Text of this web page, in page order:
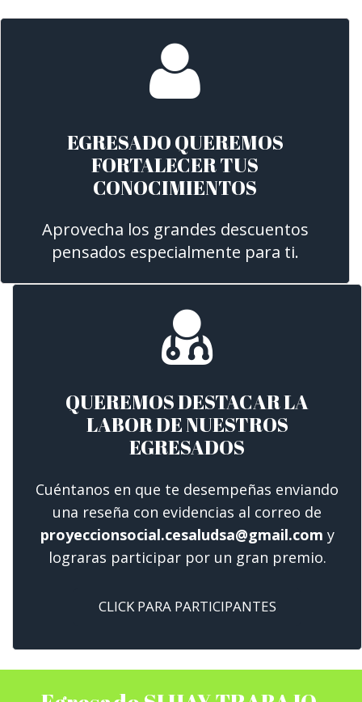
EGRESADO QUEREMOS
FORTALECER TUS
CONOCIMIENTOS
Aprovecha los grandes descuentos
pensados especialmente para ti.
QUEREMOS DESTACAR LA
LABOR DE NUESTROS
EGRESADOS
Cuéntanos en que te desempeñas enviando
una reseña con evidencias al correo de
proyeccionsocial.cesaludsa@gmail.com y
lograras participar por un gran premio.
CLICK PARA PARTICIPANTES